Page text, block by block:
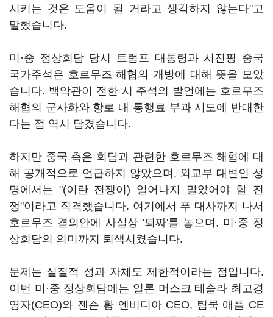
시키는 것은 도움이 될 거라고 생각하지 않는다"고
말했습니다.
미·중 정상회담 당시 트럼프 대통령과 시진핑 중국
국가주석은 호르무즈 해협의 개방에 대해 뜻을 모았
습니다. 백악관이 전한 시 주석의 발언에는 호르무즈
해협의 군사화와 항로 내 통행료 부과 시도에 반대한
다는 점 역시 담겼습니다.
하지만 중국 측은 회담과 관련한 호르무즈 해협에 대
해 공개적으로 언급하지 않았으며, 외교부 대변인 성
명에서는 "(이란 전쟁이) 일어나지 말았어야 할 전
쟁"이라고 직격했습니다. 여기에서 푸 대사까지 나서
호르무즈 결의안에 사실상 '퇴짜'를 놓으며, 미·중 정
상회담의 의미까지 퇴색시켰습니다.
문제는 실질적 성과 자체도 제한적이라는 점입니다.
이번 미·중 정상회담에는 일론 머스크 테슬라 최고경
영자(CEO)와 젠슨 황 엔비디아 CEO, 팀쿡 애플 CE